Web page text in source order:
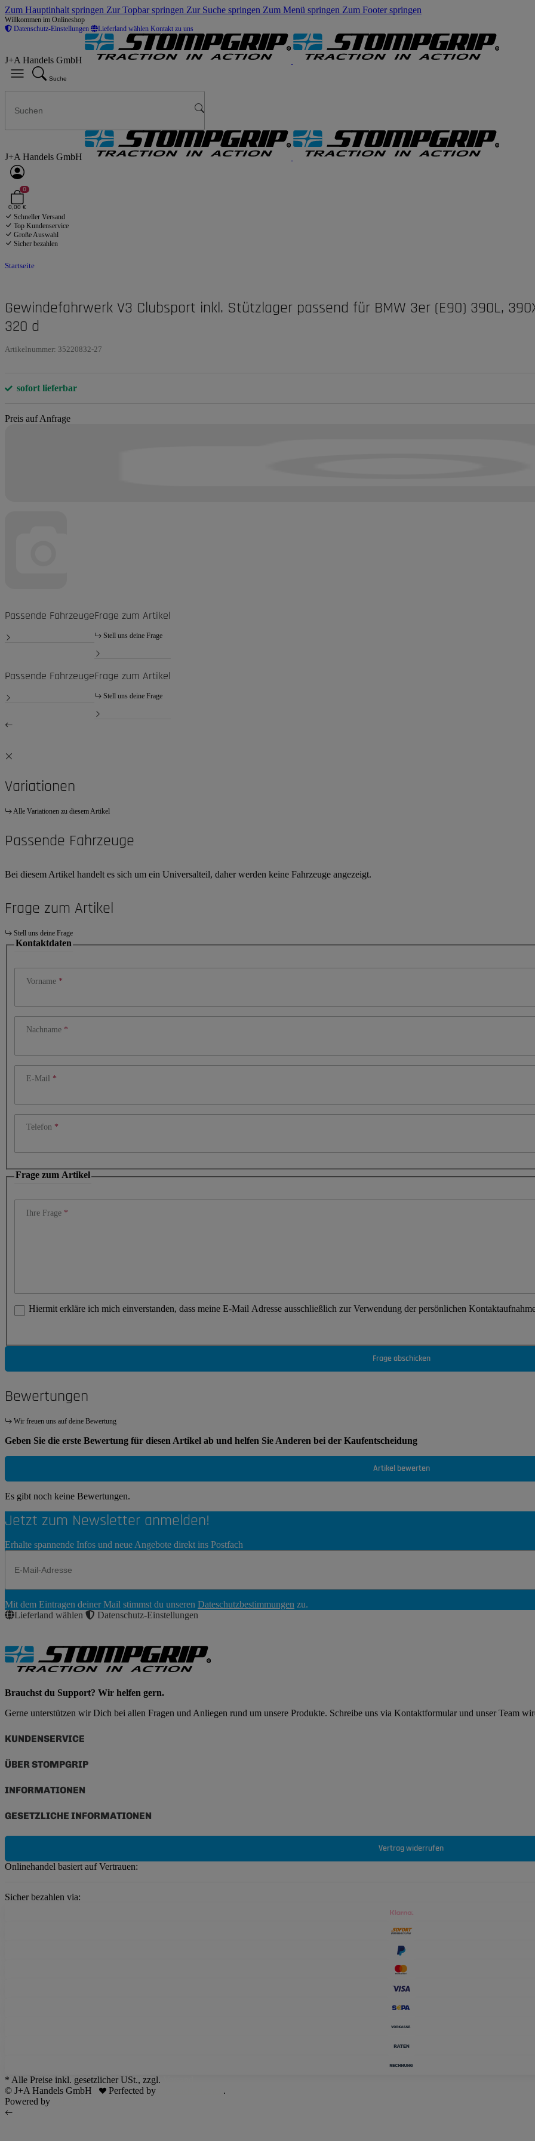
Zum Hauptinhalt springen Zur Topbar springen Zur Suche springen Zum Menü springen Zum Footer springen
Willkommen im Onlineshop
Datenschutz-Einstellungen
Lieferland wählen Kontakt zu uns
J+A Handels GmbH
Suche
J+A Handels GmbH
0
0,00 €
Schneller Versand
Top Kundenservice
Große Auswahl
Sicher bezahlen
Startseite
Gewindefahrwerk V3 Clubsport inkl. Stützlager passend für BMW 3er (E90) 390L,
320 d
Artikelnummer: 35220832-27
sofort lieferbar
Preis auf Anfrage
Passende FahrzeugeFrage zum Artikel
Stell uns deine Frage
Passende FahrzeugeFrage zum Artikel
Stell uns deine Frage
Variationen
Alle Variationen zu diesem Artikel
Passende Fahrzeuge
Bei diesem Artikel handelt es sich um ein Universalteil, daher werden keine Fahrzeuge angezeigt.
Frage zum Artikel
Stell uns deine Frage
Kontaktdaten
Vorname
Nachname
E-Mail
Telefon
Frage zum Artikel
Ihre Frage
Hiermit erkläre ich mich einverstanden, dass meine E-Mail Adresse ausschließlich zur Verwendung der persönlichen
Frage abschicken
Bewertungen
Wir freuen uns auf deine Bewertung
Geben Sie die erste Bewertung für diesen Artikel ab und helfen Sie Anderen bei der Kaufentscheidung
Artikel bewerten
Es gibt noch keine Bewertungen.
Jetzt zum Newsletter anmelden!
Erhalte spannende Infos und neue Angebote direkt ins Postfach
Abonnieren
Mit dem Eintragen deiner Mail stimmst du unseren Dateschutzbestimmungen zu.
Lieferland wählen
Datenschutz-Einstellungen
Brauchst du Support? Wir helfen gern.
Gerne unterstützen wir Dich bei allen Fragen und Anliegen rund um unsere Produkte. Schreibe uns via Kontaktformular und unser Team
KUNDENSERVICE
ÜBER STOMPGRIP
INFORMATIONEN
GESETZLICHE INFORMATIONEN
Vertrag widerrufen
Onlinehandel basiert auf Vertrauen:
Sicher bezahlen via:
* Alle Preise inkl. gesetzlicher USt., zzgl.
© J+A Handels GmbH
Perfected by
.
Powered by